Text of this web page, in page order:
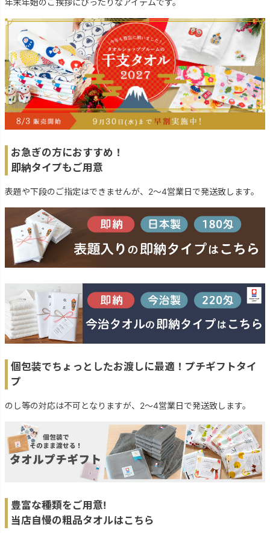
年末年始のご挨拶にぴったりなアイテムです。
お急ぎの方におすすめ！
即納タイプもご用意
表題や下段のご指定はできませんが、2～4営業日で発送致します。
個包装でちょっとしたお渡しに最適！プチギフトタイ
プ
のし等の対応は不可となりますが、2～4営業日で発送致します。
豊富な種類をご用意!
当店自慢の粗品タオルはこちら